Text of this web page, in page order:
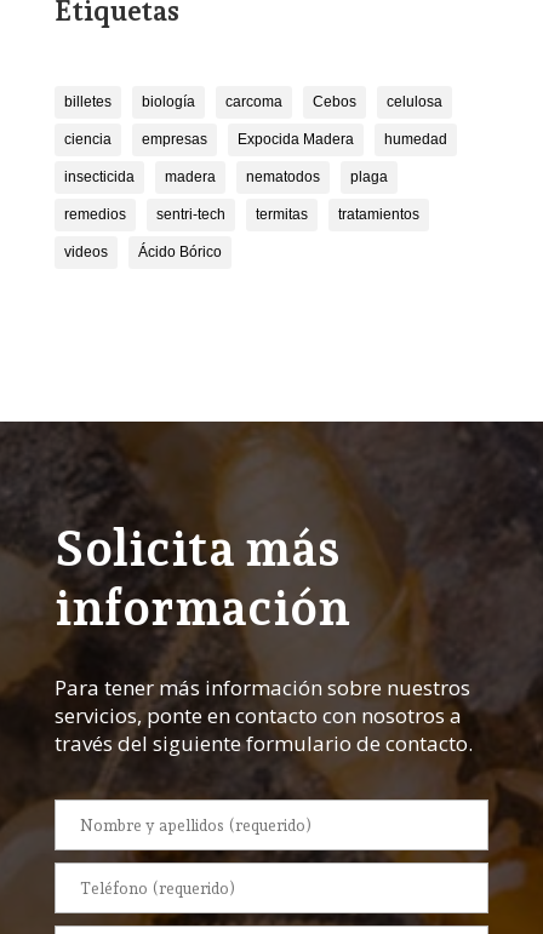
Etiquetas
billetes biología carcoma Cebos celulosa
ciencia empresas Expocida Madera humedad
insecticida madera nematodos plaga
remedios sentri-tech termitas tratamientos
videos Ácido Bórico
Solicita más
información
Para tener más información sobre nuestros
servicios, ponte en contacto con nosotros a
través del siguiente formulario de contacto.